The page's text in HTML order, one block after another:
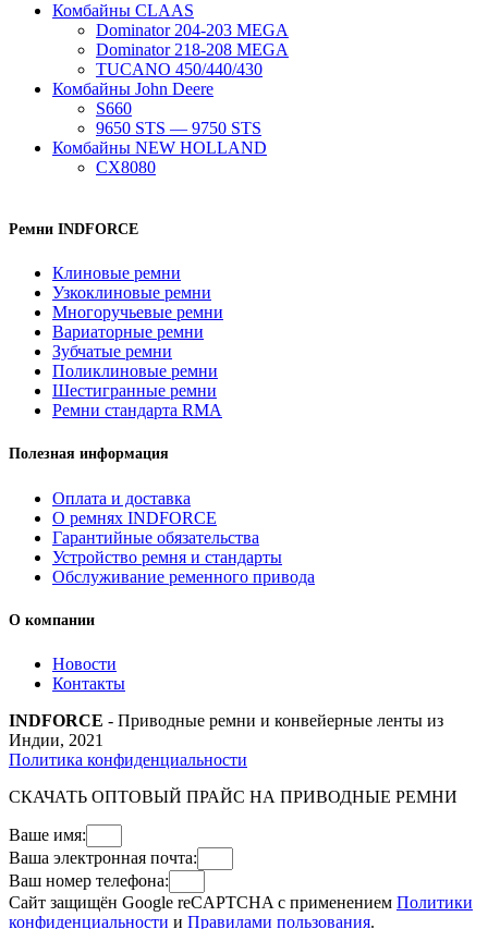
Комбайны CLAAS
Dominator 204-203 MEGA
Dominator 218-208 MEGA
TUCANO 450/440/430
Комбайны John Deere
S660
9650 STS — 9750 STS
Комбайны NEW HOLLAND
CX8080
Ремни INDFORCE
Клиновые ремни
Узкоклиновые ремни
Многоручьевые ремни
Вариаторные ремни
Зубчатые ремни
Поликлиновые ремни
Шестигранные ремни
Ремни стандарта RMA
Полезная информация
Оплата и доставка
О ремнях INDFORCE
Гарантийные обязательства
Устройство ремня и стандарты
Обслуживание ременного привода
О компании
Новости
Контакты
INDFORCE - Приводные ремни и конвейерные ленты из
Индии, 2021
Политика конфиденциальности
СКАЧАТЬ ОПТОВЫЙ ПРАЙС НА ПРИВОДНЫЕ РЕМНИ
Ваше имя:
Ваша электронная почта:
Ваш номер телефона:
Сайт защищён Google reCAPTCHA с применением Политики
конфиденциальности и Правилами пользования.